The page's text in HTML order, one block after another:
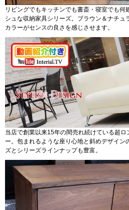
リビングでもキッチンでも書斎・寝室でも何
シュな収納家具シリーズ。ブラウン＆ナチュ
カラーがセンスの良さを感じさせます。
当店で創業以来15年の間売れ続けている超
ー。包まれるような座り心地と斜めデザイン
ズとシリーズラインナップも豊富。